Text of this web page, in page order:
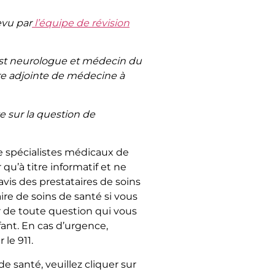
parl’équipe de révision
neurologue et médecin du
adjointe de médecine à
sur la question de
spécialistes médicaux de
qu’à titre informatif et ne
des prestataires de soins
de soins de santé si vous
de toute question qui vous
En cas d’urgence,
le 911.
santé, veuillez cliquer sur